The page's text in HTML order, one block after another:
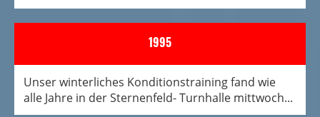
1995
Unser winterliches Konditionstraining fand wie
alle Jahre in der Sternenfeld- Turnhalle mittwoch...